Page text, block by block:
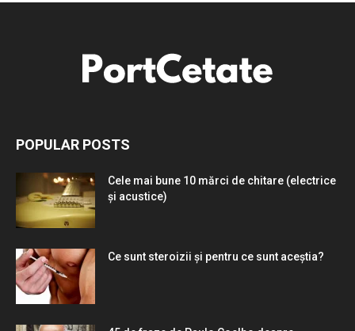
POPULAR POSTS
Cele mai bune 10 mărci de chitare (electrice
și acustice)
Ce sunt steroizii și pentru ce sunt aceștia?